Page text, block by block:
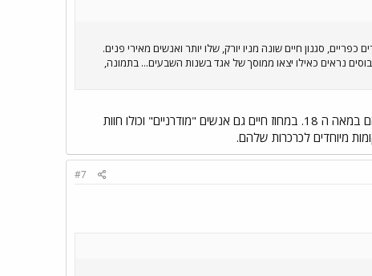
כפריים, סגנון חיים שונה מניו יורק, שלו יותר ואנשים מאירי פנים.
נראים כאילו יצאו ממוסך של אגד בשנות השבעים... בתמונה,
ליד הרשי נמצא מחוז לנקסטר ושם מרוכזת כת ה"אמיש", אותם נוצרים אדוקים שמתעקשים לחיות כמו אבותיהם במאה ה 18. במחוז חיים גם אנשים "מודרניים" וכולו חוות
מיוחדים לכרכרות שלהם.
#7